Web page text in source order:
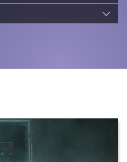
Datenschutzrichtlinie